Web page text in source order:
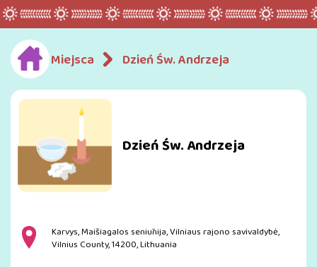
Miejsca Dzień Św. Andrzeja
Dzień Św. Andrzeja
Karvys, Maišiagalos seniūnija, Vilniaus rajono savivaldybė,
Vilnius County, 14200, Lithuania